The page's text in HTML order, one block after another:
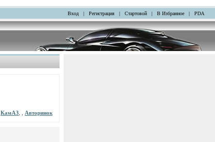
Вход | Регистрация | Стартовой | В Избранное | PDA
КамАЗ Авторинок